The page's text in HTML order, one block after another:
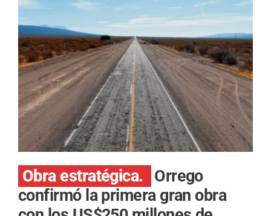
Obra estratégica.
Orrego
confirmó la primera gran obra